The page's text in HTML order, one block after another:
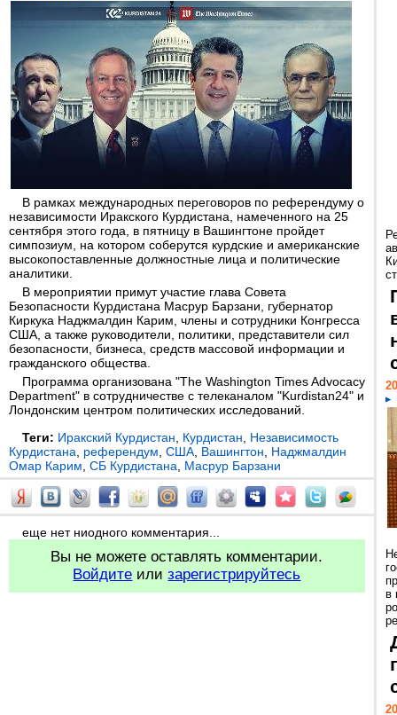
В рамках международных переговоров по референдуму о
независимости Иракского Курдистана, намеченного на 25
сентября этого года, в пятницу в Вашингтоне пройдет
симпозиум, на котором соберутся курдские и американские
высокопоставленные должностные лица и политические
аналитики.
В мероприятии примут участие глава Совета
Безопасности Курдистана Масрур Барзани, губернатор
Киркука Наджмалдин Карим, члены и сотрудники Конгресса
США, а также руководители, политики, представители сил
безопасности, бизнеса, средств массовой информации и
гражданского общества.
Программа организована "The Washington Times Advocacy
Department" в сотрудничестве с телеканалом "Kurdistan24" и
Лондонским центром политических исследований.
Теги: Иракский Курдистан Курдистан
Независимость
Курдистана
референдум США Вашингтон
Наджмалдин
Омар Карим СБ Курдистана Масрур Барзани
еще нет ниодного комментария...
Вы не можете оставлять комментарии.
Войдите илизарегистрируйтесь
в